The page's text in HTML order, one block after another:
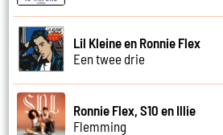
Lil Kleine en Ronnie Flex
Een twee drie
Ronnie Flex, S10 en Illie
Flemming